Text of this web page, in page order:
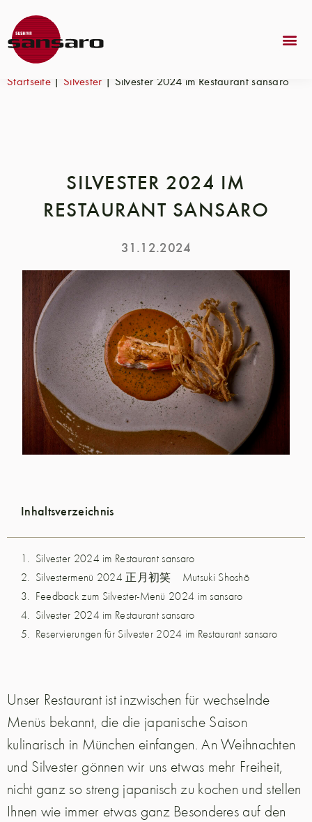
Startseite | Silvester | Silvester 2024 im Restaurant sansaro
SILVESTER 2024 IM
RESTAURANT SANSARO
31.12.2024
Inhaltsverzeichnis
Silvester 2024 im Restaurant sansaro
Silvestermenü 2024 正月初笑 Mutsuki Shoshō
Feedback zum Silvester-Menü 2024 im sansaro
Silvester 2024 im Restaurant sansaro
Reservierungen für Silvester 2024 im Restaurant sansaro
Unser Restaurant ist inzwischen für wechselnde
Menüs bekannt, die die japanische Saison
kulinarisch in München einfangen. An Weihnachten
und Silvester gönnen wir uns etwas mehr Freiheit,
nicht ganz so streng japanisch zu kochen und stellen
Ihnen wie immer etwas ganz Besonderes auf den